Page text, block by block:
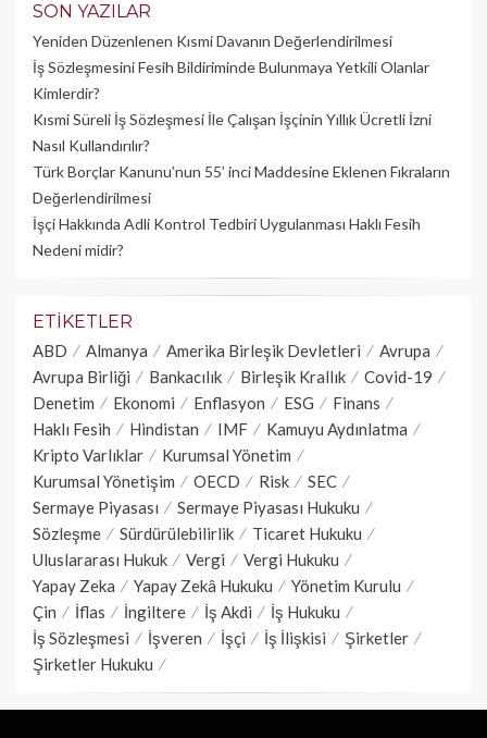
SON YAZILAR
Yeniden Düzenlenen Kısmi Davanın Değerlendirilmesi
İş Sözleşmesini Fesih Bildiriminde Bulunmaya Yetkili Olanlar
Kimlerdir?
Kısmi Süreli İş Sözleşmesi İle Çalışan İşçinin Yıllık Üc­retli İzni
Nasıl Kullandırılır?
Türk Borçlar Kanunu’nun 55’ inci Maddesine Eklenen Fıkraların
Değerlendirilmesi
İşçi Hakkında Adli Kontrol Tedbiri Uygulanması Haklı Fesih
Nedeni midir?
ETIKETLER
ABD Almanya Amerika Birleşik Devletleri
Avrupa
Avrupa Birliği
Bankacılık Birleşik Krallık
Covid-19
Denetim
Ekonomi Enflasyon ESG
Finans
Haklı Fesih
Hindistan IMF
Kamuyu Aydınlatma
Kripto Varlıklar
Kurumsal Yönetim
Kurumsal Yönetişim
OECD Risk
SEC
Sermaye Piyasası
Sermaye Piyasası Hukuku
Sözleşme
Sürdürülebilirlik
Ticaret Hukuku
Uluslararası Hukuk
Vergi
Vergi Hukuku
Yapay Zeka
Yapay Zekâ Hukuku
Yönetim Kurulu
Çin
İflas İngiltere İş Akdi
İş Hukuku
İş Sözleşmesi
İşveren İşçi İş İlişkisi
Şirketler
Şirketler Hukuku